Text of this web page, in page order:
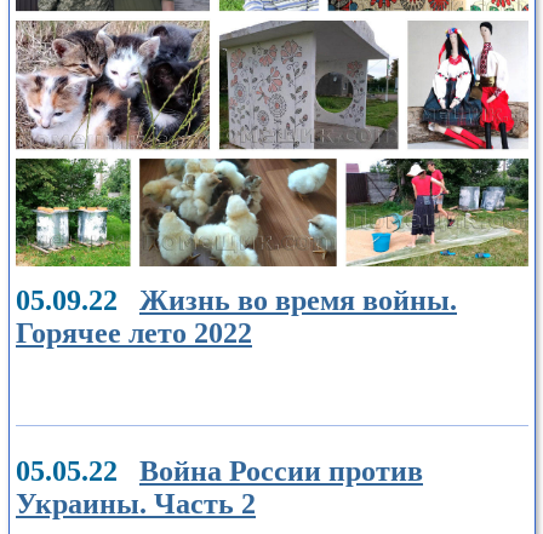
05.09.22 Жизнь во время войны.
Горячее лето 2022
05.05.22 Война России против
Украины. Часть 2